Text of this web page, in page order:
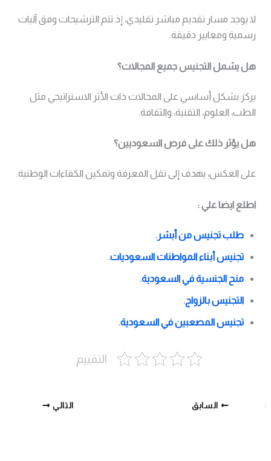
لا يوجد مسار تقديم مباشر تقليدي، إذ تتم الترشيحات وفق آليات
رسمية ومعايير دقيقة.
هل يشمل التجنيس جميع المجالات؟
يركز بشكل أساسي على المجالات ذات الأثر الاستراتيجي مثل
الطب، العلوم، التقنية، والثقافة.
هل يؤثر ذلك على فرص السعوديين؟
على العكس، يهدف إلى نقل المعرفة وتمكين الكفاءات الوطنية.
اطلع ايضا علي :
طلب تجنيس من أبشر.
تجنيس أبناء المواطنات السعوديات.
منح الجنسية في السعودية.
التجنيس بالزواج.
تجنيس المصعبين في السعودية.
التقييم
السابق التالي